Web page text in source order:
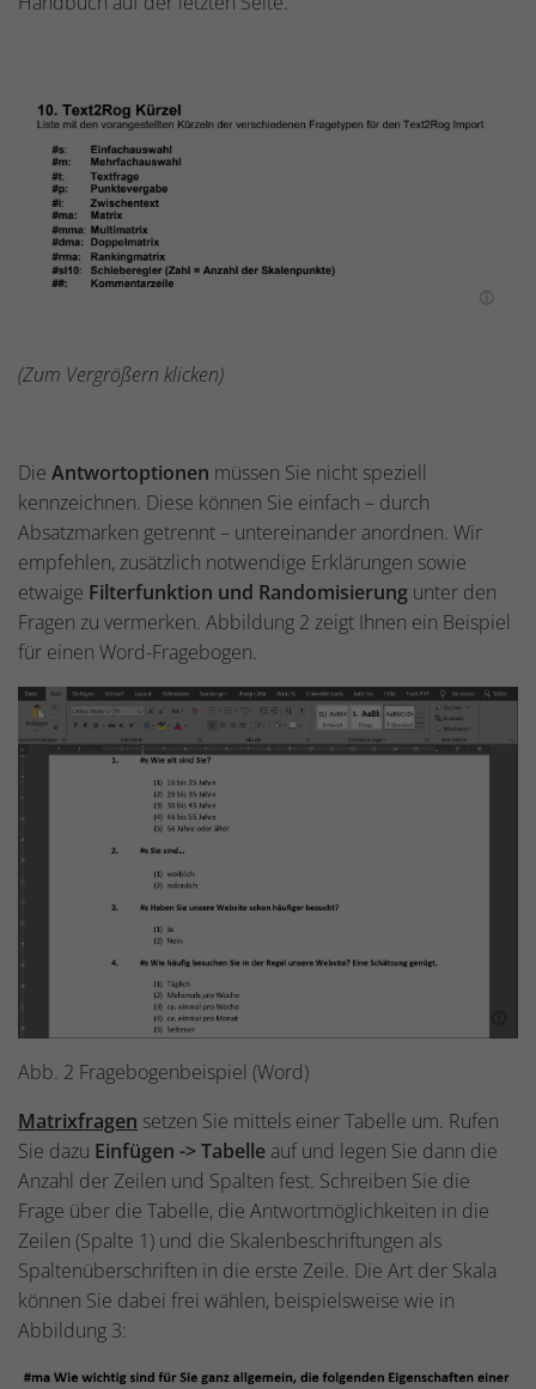
(Zum Vergrößern klicken)
Die Antwortoptionen müssen Sie nicht speziell
kennzeichnen. Diese können Sie einfach – durch
Absatzmarken getrennt – untereinander anordnen. Wir
empfehlen, zusätzlich notwendige Erklärungen sowie
etwaige Filterfunktion und Randomisierung unter den
Fragen zu vermerken. Abbildung 2 zeigt Ihnen ein Beispiel
für einen Word-Fragebogen.
Abb. 2 Fragebogenbeispiel (Word)
Matrixfragen setzen Sie mittels einer Tabelle um. Rufen
Sie dazu Einfügen ->Tabelle auf und legen Sie dann die
Anzahl der Zeilen und Spalten fest. Schreiben Sie die
Frage über die Tabelle, die Antwortmöglichkeiten in die
Zeilen (Spalte 1) und die Skalenbeschriftungen als
Spaltenüberschriften in die erste Zeile. Die Art der Skala
können Sie dabei frei wählen, beispielsweise wie in
Abbildung 3: